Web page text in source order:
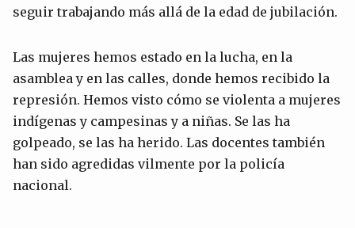
seguir trabajando más allá de la edad de jubilación.
Las mujeres hemos estado en la lucha, en la
asamblea y en las calles, donde hemos recibido la
represión. Hemos visto cómo se violenta a mujeres
indígenas y campesinas y a niñas. Se las ha
golpeado, se las ha herido. Las docentes también
han sido agredidas vilmente por la policía
nacional.